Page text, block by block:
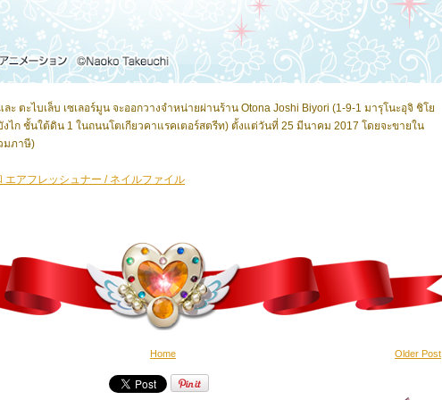
ะ ตะไบเล็บ เซเลอร์มูน จะออกวางจำหน่ายผ่านร้าน Otona Joshi Biyori (1-9-1 มารุโนะอุจิ ชิโย
บังไก ชั้นใต้ดิน 1 ในถนนโตเกียวคาแรคเตอร์สตรีท) ตั้งแต่วันที่ 25 มีนาคม 2017 โดยจะขายใน
มภาษี)
エアフレッシュナー / ネイルファイル
Older Post
Home